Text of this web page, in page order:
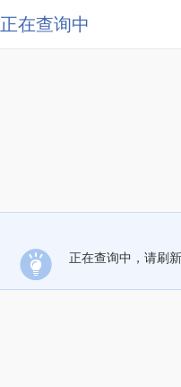
正在查询中
正在查询中，请刷